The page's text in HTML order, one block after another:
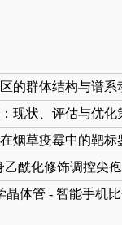
的群体结构与谱系
现状、评估与优化
烟草疫霉中的靶标
乙酰化修饰调控尖
晶体管 - 智能手机